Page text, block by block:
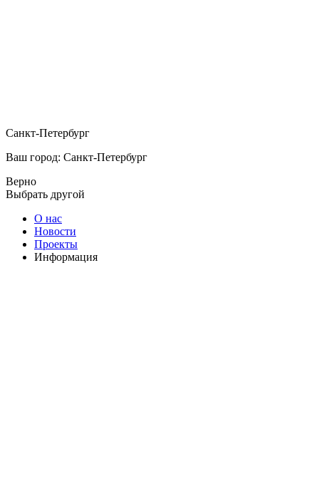
Санкт-Петербург
Ваш город: Санкт-Петербург
Верно
Выбрать другой
О нас
Новости
Проекты
Информация